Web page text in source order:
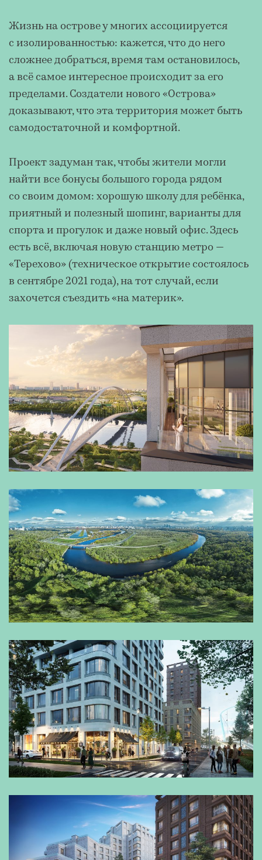
Жизнь на острове у многих ассоциируется
с изолированностью: кажется, что до него
сложнее добраться, время там остановилось,
а всё самое интересное происходит за его
пределами. Создатели нового «Острова»
доказывают, что эта территория может быть
самодостаточной и комфортной.
Проект задуман так, чтобы жители могли
найти все бонусы большого города рядом
со своим домом: хорошую школу для ребёнка,
приятный и полезный шопинг, варианты для
спорта и прогулок и даже новый офис. Здесь
есть всё, включая новую станцию метро —
«Терехово» (техническое открытие состоялось
в сентябре 2021 года), на тот случай, если
захочется съездить «на материк».